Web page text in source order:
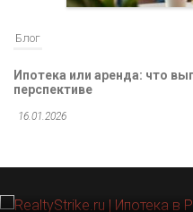
Блог
Ипотека или аренда: что
перспективе
16.01.2026